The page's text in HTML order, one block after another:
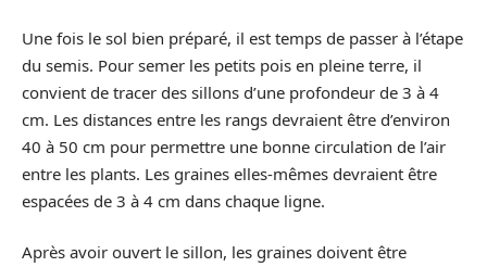
Une fois le sol bien préparé, il est temps de passer à l’étape
du semis. Pour semer les petits pois en pleine terre, il
convient de tracer des sillons d’une profondeur de 3 à 4
cm. Les distances entre les rangs devraient être d’environ
40 à 50 cm pour permettre une bonne circulation de l’air
entre les plants. Les graines elles-mêmes devraient être
espacées de 3 à 4 cm dans chaque ligne.
Après avoir ouvert le sillon, les graines doivent être